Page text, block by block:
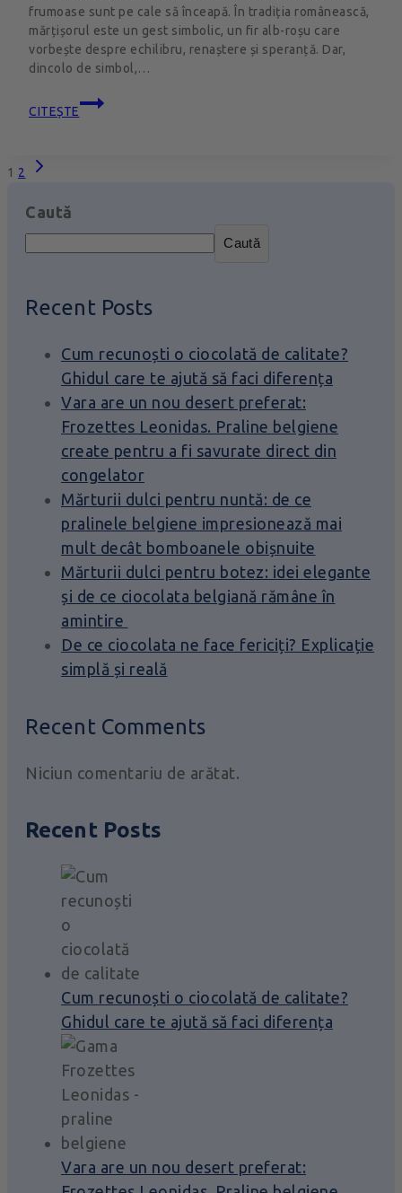
frumoase sunt pe cale să înceapă. În tradiția românească,
mărțișorul este un gest simbolic, un fir alb-roșu care
vorbește despre echilibru, renaștere și speranță. Dar,
dincolo de simbol,…
CITEȘTE
1 2
Caută
Caută
Recent Posts
Cum recunoști o ciocolată de calitate?
Ghidul care te ajută să faci diferența
Vara are un nou desert preferat:
Frozettes Leonidas. Praline belgiene
create pentru a fi savurate direct din
congelator
Mărturii dulci pentru nuntă: de ce
pralinele belgiene impresionează mai
mult decât bomboanele obișnuite
Mărturii dulci pentru botez: idei elegante
și de ce ciocolata belgiană rămâne în
amintire
De ce ciocolata ne face fericiți? Explicație
simplă și reală
Recent Comments
Niciun comentariu de arătat.
Recent Posts
Cum recunoști o ciocolată de calitate?
Ghidul care te ajută să faci diferența
Vara are un nou desert preferat: